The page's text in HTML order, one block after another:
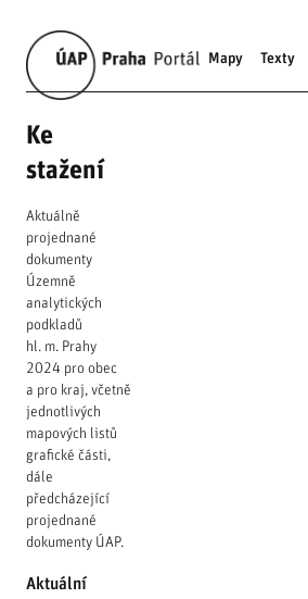
Mapy Texty
Ke
stažení
Aktuálně
projednané
dokumenty
Územně
analytických
podkladů
hl. m. Prahy
2024 pro obec
a pro kraj, včetně
jednotlivých
mapových listů
grafické části,
dále
předcházející
projednané
dokumenty ÚAP.
Aktuální